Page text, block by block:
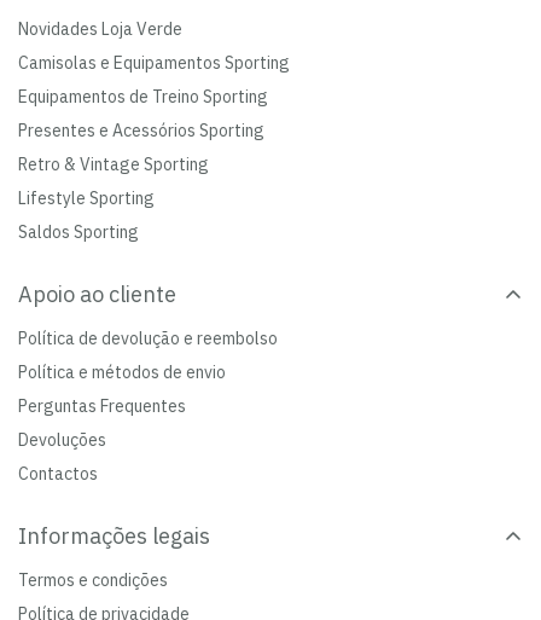
Novidades Loja Verde
Camisolas e Equipamentos Sporting
Equipamentos de Treino Sporting
Presentes e Acessórios Sporting
Retro & Vintage Sporting
Lifestyle Sporting
Saldos Sporting
Apoio ao cliente
Política de devolução e reembolso
Política e métodos de envio
Perguntas Frequentes
Devoluções
Contactos
Informações legais
Termos e condições
Política de privacidade